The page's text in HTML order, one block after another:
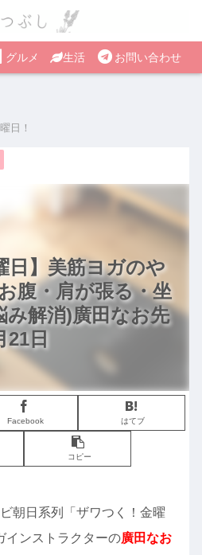
グルメ 生活 お問い合わせ
日！
日】美筋ヨガのや
腹・肩が張る・坐
み解消)廣田なお先
21日
Facebook はてブ
コピー
朝日系列「ザワつく！金曜
インストラクターの廣田なお